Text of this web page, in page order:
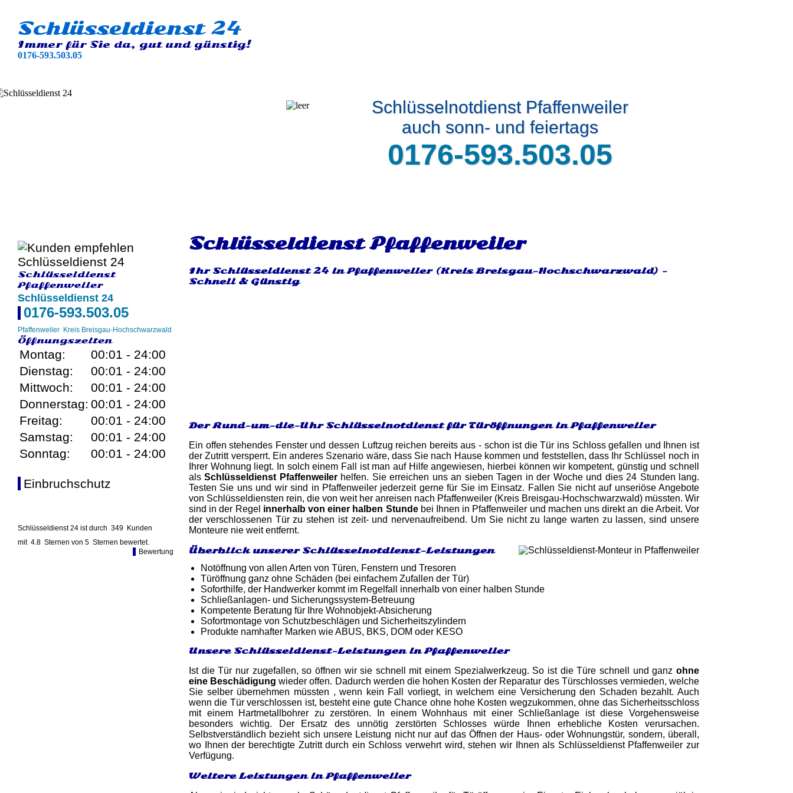
Schlüsseldienst 24
Immer für Sie da, gut und günstig!
0176-593.503.05
Schlüsselnotdienst Pfaffenweiler
auch sonn- und feiertags
0176-593.503.05
Schlüsseldienst
Pfaffenweiler
Schlüsseldienst 24
0176-593.503.05
Pfaffenweiler Kreis Breisgau-Hochschwarzwald
Öffnungszeiten
Montag:
00:01 - 24:00
Dienstag:
00:01 - 24:00
Mittwoch:
00:01 - 24:00
Donnerstag: 00:01 - 24:00
Freitag:
00:01 - 24:00
Samstag:
00:01 - 24:00
Sonntag:
00:01 - 24:00
Einbruchschutz
Schlüsseldienst 24 ist durch 349 Kunden
mit 4.8 Sternen von 5 Sternen bewertet.
Bewertung
Schlüsseldienst Pfaffenweiler
Ihr Schlüsseldienst 24 in Pfaffenweiler (Kreis Breisgau-Hochschwarzwald) -
Schnell & Günstig
Der Rund-um-die-Uhr Schlüsselnotdienst für Türöffnungen in Pfaffenweiler
Ein offen stehendes Fenster und dessen Luftzug reichen bereits aus - schon ist die Tür ins Schloss gefallen und Ihnen ist
der Zutritt versperrt. Ein anderes Szenario wäre, dass Sie nach Hause kommen und feststellen, dass Ihr Schlüssel noch in
Ihrer Wohnung liegt. In solch einem Fall ist man auf Hilfe angewiesen, hierbei können wir kompetent, günstig und schnell
alsSchlüsseldienst Pfaffenweilerhelfen. Sie erreichen uns an sieben Tagen in der Woche und dies 24 Stunden lang.
Testen Sie uns und wir sind in Pfaffenweiler jederzeit gerne für Sie im Einsatz. Fallen Sie nicht auf unseriöse Angebote
von Schlüsseldiensten rein, die von weit her anreisen nach Pfaffenweiler (Kreis Breisgau-Hochschwarzwald) müssten. Wir
sind in der Regel innerhalb von einer halben Stundebei Ihnen in Pfaffenweiler und machen uns direkt an die Arbeit. Vor
der verschlossenen Tür zu stehen ist zeit- und nervenaufreibend. Um Sie nicht zu lange warten zu lassen, sind unsere
Monteure nie weit entfernt.
Überblick unserer Schlüsselnotdienst-Leistungen
Notöffnung von allen Arten von Türen, Fenstern und Tresoren
Türöffnung ganz ohne Schäden (bei einfachem Zufallen der Tür)
Soforthilfe, der Handwerker kommt im Regelfall innerhalb von einer halben Stunde
Schließanlagen- und Sicherungssystem-Betreuung
Kompetente Beratung für Ihre Wohnobjekt-Absicherung
Sofortmontage von Schutzbeschlägen und Sicherheitszylindern
Produkte namhafter Marken wie ABUS, BKS, DOM oder KESO
Unsere Schlüsseldienst-Leistungen in Pfaffenweiler
Ist die Tür nur zugefallen, so öffnen wir sie schnell mit einem Spezialwerkzeug. So ist die Türe schnell und ganz ohne
eine Beschädigung wieder offen. Dadurch werden die hohen Kosten der Reparatur des Türschlosses vermieden, welche
Sie selber übernehmen müssten , wenn kein Fall vorliegt, in welchem eine Versicherung den Schaden bezahlt. Auch
wenn die Tür verschlossen ist, besteht eine gute Chance ohne hohe Kosten wegzukommen, ohne das Sicherheitsschloss
mit einem Hartmetallbohrer zu zerstören. In einem Wohnhaus mit einer Schließanlage ist diese Vorgehensweise
besonders wichtig. Der Ersatz des unnötig zerstörten Schlosses würde Ihnen erhebliche Kosten verursachen.
Selbstverständlich bezieht sich unsere Leistung nicht nur auf das Öffnen der Haus- oder Wohnungstür, sondern, überall,
wo Ihnen der berechtigte Zutritt durch ein Schloss verwehrt wird, stehen wir Ihnen als Schlüsseldienst Pfaffenweiler zur
Verfügung.
Weitere Leistungen in Pfaffenweiler